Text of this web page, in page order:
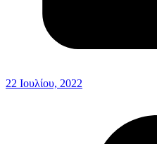
22 Ιουλίου, 2022